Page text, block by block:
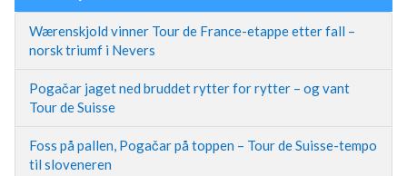
Wærenskjold vinner Tour de France-etappe etter fall –
norsk triumf i Nevers
Pogačar jaget ned bruddet rytter for rytter – og vant
Tour de Suisse
Foss på pallen, Pogačar på toppen – Tour de Suisse-tempo
til sloveneren